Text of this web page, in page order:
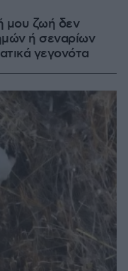
μου ζωή δεν
ή σεναρίων
γεγονότα